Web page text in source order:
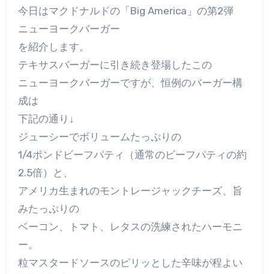
今日はマクドナルドの「Big America」の第2弾
ニューヨークバーガー
を紹介します。
テキサスバーガーに引き続き登場したこの
ニューヨークバーガーですが、恒例のバーガー構
成は
下記の通り↓
ジューシーでボリュームたっぷりの
1/4ポンドビーフパティ（通常のビーフパティの約
2.5倍）と、
アメリカ生まれのモントレージャックチーズ、旨
みたっぷりの
ベーコン、トマト、レタスの洗練されたハーモニ
ー。
粒マスタードソースのピリッとした辛味が程よい